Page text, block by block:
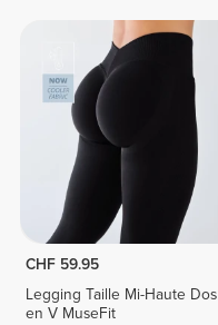
CHF 59.95
Legging Taille Mi-Haute Dos
en V MuseFit